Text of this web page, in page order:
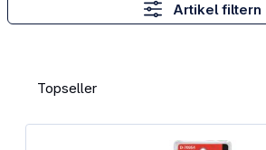
Artikel filtern